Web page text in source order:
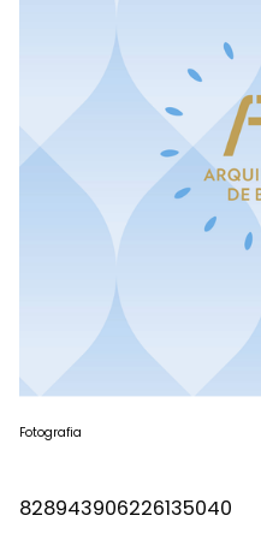
Fotografia
828943906226135040